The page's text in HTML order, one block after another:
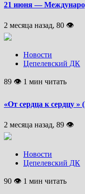
21 июня —
2 месяца назад, 80 👁
Новости
Цепелевский ДК
89 👁 1 мин читать
«От сердца к сердцу
2 месяца назад, 89 👁
Новости
Цепелевский ДК
90 👁 1 мин читать